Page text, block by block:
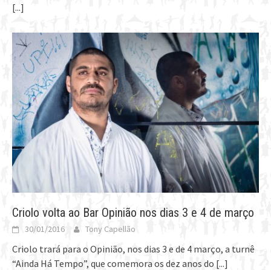
[...]
Criolo volta ao Bar Opinião nos dias 3 e 4 de março
30/01/2016 Tony Capellão
Criolo trará para o Opinião, nos dias 3 e de 4 março, a turnê
“Ainda Há Tempo”, que comemora os dez anos do [...]